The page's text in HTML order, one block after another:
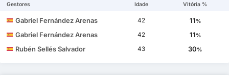
Gestores Idade Vitória %
Gabriel Fernández Arenas 42 11%
Gabriel Fernández Arenas 42 11%
Rubén Sellés Salvador 43 30%